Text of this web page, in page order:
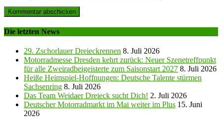
Die letzten News
29. Zschorlauer Dreieckrennen 8. Juli 2026
Motorradmesse Dresden kehrt zurück: Neuer Szenetreffpunkt
für alle Zweiradbeigeisterte zum Saisonstart 2027 8. Juli 2026
Heiße Heimspiel-Hoffnungen: Deutsche Talente stürmen
Sachsenring 8. Juli 2026
Das Team Weidaer Dreieck sucht Dich! 2. Juli 2026
Deutscher Motorradmarkt im Mai weiter im Plus 15. Juni
2026